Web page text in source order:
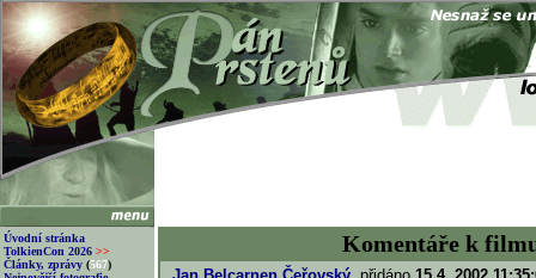
Úvodní stránka
TolkienCon 2026 >>
Články, zprávy (567)
Komentáře k